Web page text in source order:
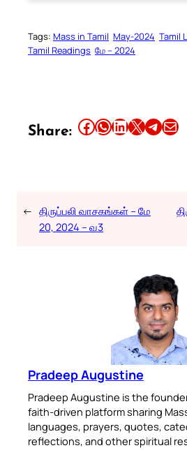
Tags: Mass in Tamil May-2024 Tamil
Tamil Readings மே – 2024
Share: Share this article on Facebook Share this article on WhatsApp Share this article on LinkedIn Share this article on X Share this article on TelegramEmail this Article
← திருப்பலி வாசகங்கள் – மே
20, 2024 – வ3
Pradeep Augustine
Pradeep Augustine is the
faith-driven platform sharing
languages, prayers, quotes,
reflections, and other spiritual